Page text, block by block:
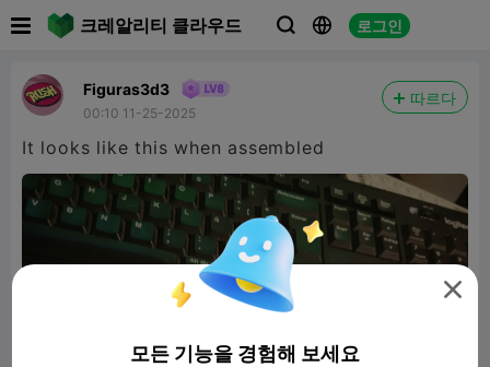
크레알리티 클라우드   로그인
Figuras3d3
00:10 11-25-2025
따르다
It looks like this when assembled

모든 기능을 경험해 보세요